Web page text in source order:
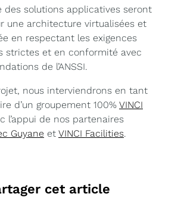
des solutions applicatives seront
une architecture virtualisées et
en respectant les exigences
strictes et en conformité avec
de l’ANSSI.
nous interviendrons en tant
d’un groupement 100% VINCI
l’appui de nos partenaires
Guyane et VINCI Facilities.
cet article